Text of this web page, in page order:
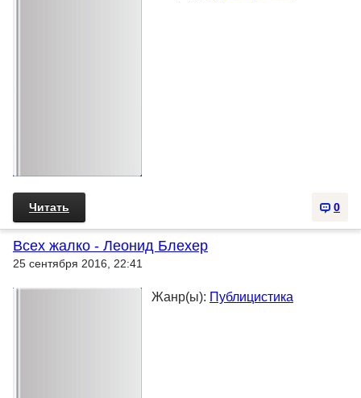
0
Читать
Всех жалко - Леонид Блехер
25 сентября 2016, 22:41
Жанр(ы): Публицистика